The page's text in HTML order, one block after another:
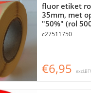
fluor etiket
35mm, met
"50%" (rol
c27511750
€6,95